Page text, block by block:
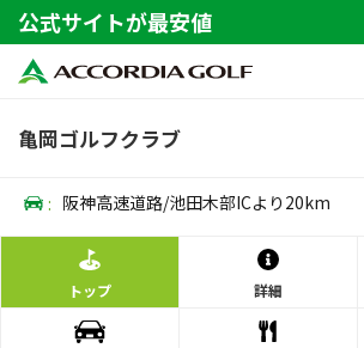
公式サイトが最安値
亀岡ゴルフクラブ
: 阪神高速道路/池田木部ICより20km
トップ 詳細